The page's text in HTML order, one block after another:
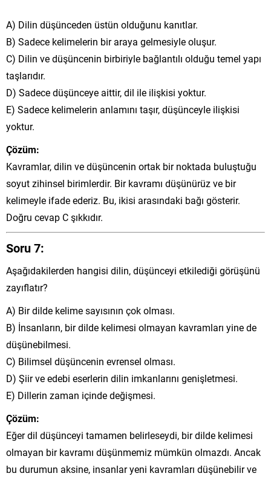
A) Dilin düşünceden üstün olduğunu kanıtlar.
B) Sadece kelimelerin bir araya gelmesiyle oluşur.
C) Dilin ve düşüncenin birbiriyle bağlantılı olduğu temel yapı
taşlarıdır.
D) Sadece düşünceye aittir, dil ile ilişkisi yoktur.
E) Sadece kelimelerin anlamını taşır, düşünceyle ilişkisi
yoktur.
Çözüm:
Kavramlar, dilin ve düşüncenin ortak bir noktada buluştuğu
soyut zihinsel birimlerdir. Bir kavramı düşünürüz ve bir
kelimeyle ifade ederiz. Bu, ikisi arasındaki bağı gösterir.
Doğru cevap C şıkkıdır.
Soru 7:
Aşağıdakilerden hangisi dilin, düşünceyi etkilediği görüşünü
zayıflatır?
A) Bir dilde kelime sayısının çok olması.
B) İnsanların, bir dilde kelimesi olmayan kavramları yine de
düşünebilmesi.
C) Bilimsel düşüncenin evrensel olması.
D) Şiir ve edebi eserlerin dilin imkanlarını genişletmesi.
E) Dillerin zaman içinde değişmesi.
Çözüm:
Eğer dil düşünceyi tamamen belirleseydi, bir dilde kelimesi
olmayan bir kavramı düşünmemiz mümkün olmazdı. Ancak
bu durumun aksine, insanlar yeni kavramları düşünebilir ve